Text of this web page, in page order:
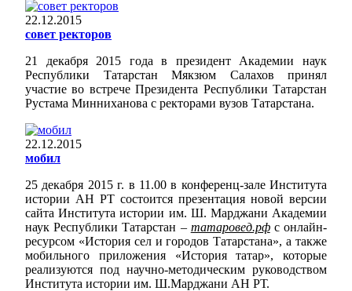
22.12.2015
совет ректоров
21 декабря 2015 года в президент Академии наук
Республики Татарстан Мякзюм Салахов принял
участие во встрече Президента Республики Татарстан
Рустама Минниханова с ректорами вузов Татарстана.
22.12.2015
мобил
25 декабря 2015 г. в 11.00 в конференц-зале Института
истории АН РТ состоится презентация новой версии
сайта Института истории им. Ш. Марджани Академии
наук Республики Татарстан – татаровед.рфс онлайн-
ресурсом «История сел и городов Татарстана», а также
мобильного приложения «История татар», которые
реализуются под научно-методическим руководством
Института истории им. Ш.Марджани АН РТ.